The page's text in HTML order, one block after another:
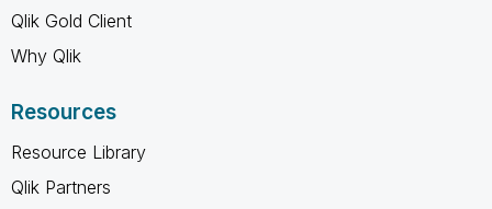
Qlik Gold Client
Why Qlik
Resources
Resource Library
Qlik Partners